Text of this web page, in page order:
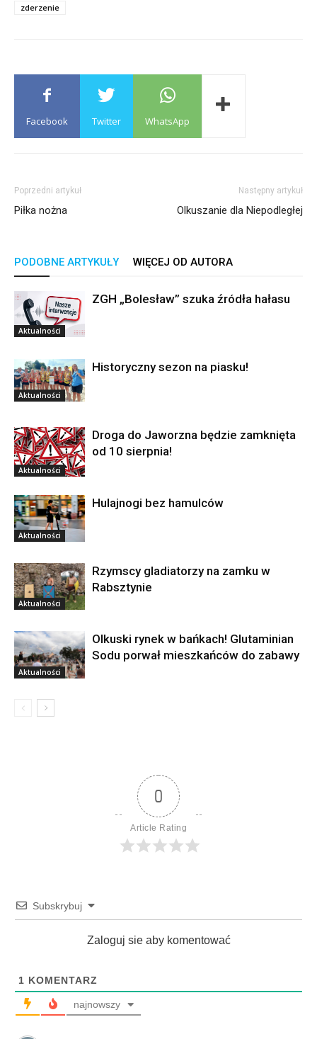
zderzenie
Facebook Twitter WhatsApp
Poprzedni artykuł
Piłka nożna
Następny artykuł
Olkuszanie dla Niepodległej
PODOBNE ARTYKUŁY WIĘCEJ OD AUTORA
Aktualności
ZGH „Bolesław” szuka źródła hałasu
Aktualności
Historyczny sezon na piasku!
Aktualności
Droga do Jaworzna będzie zamknięta
od 10 sierpnia!
Aktualności
Hulajnogi bez hamulców
Aktualności
Rzymscy gladiatorzy na zamku w
Rabsztynie
Aktualności
Olkuski rynek w bańkach! Glutaminian
Sodu porwał mieszkańców do zabawy
0
Article Rating
Subskrybuj
Zaloguj sie aby komentować
1 KOMENTARZ
najnowszy